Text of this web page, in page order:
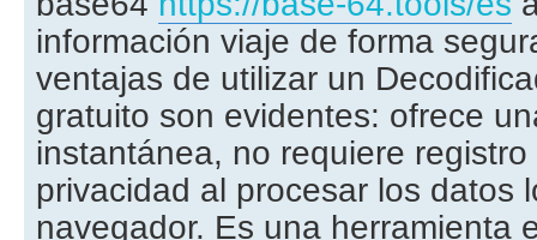
información viaje de forma
ventajas de utilizar un
gratuito son evidentes: ofrece
instantánea, no requiere
privacidad al procesar los datos
navegador. Es una herramienta